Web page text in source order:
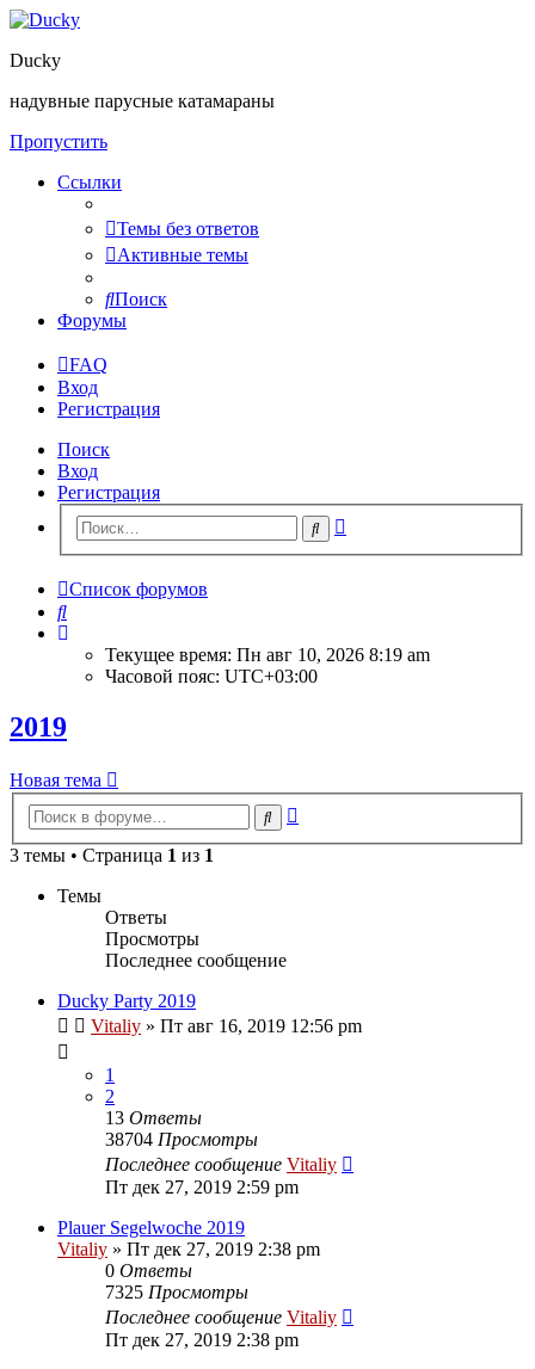
Ducky
надувные парусные катамараны
Пропустить
Ссылки
Темы без ответов
Активные темы
Поиск
Форумы
FAQ
Вход
Регистрация
Поиск
Вход
Регистрация
Поиск
Список форумов
Поиск
Текущее время: Пн авг 10, 2026 8:19 am
Часовой пояс: UTC+03:00
2019
Новая тема
Поиск
3 темы • Страница 1 из 1
Темы
Ответы
Просмотры
Последнее сообщение
Ducky Party 2019
Vitaliy » Пт авг 16, 2019 12:56 pm
1
2
13 Ответы
38704 Просмотры
Последнее сообщение Vitaliy
Пт дек 27, 2019 2:59 pm
Plauer Segelwoche 2019
Vitaliy » Пт дек 27, 2019 2:38 pm
0 Ответы
7325 Просмотры
Последнее сообщение Vitaliy
Пт дек 27, 2019 2:38 pm